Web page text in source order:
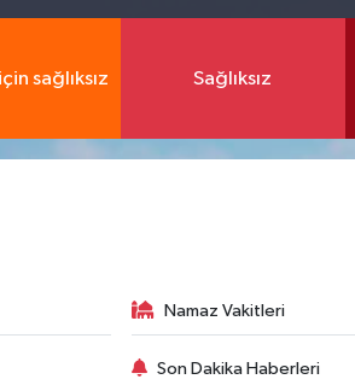
sağlıksız Sağlıksız
Namaz Vakitleri
Son Dakika Haberleri